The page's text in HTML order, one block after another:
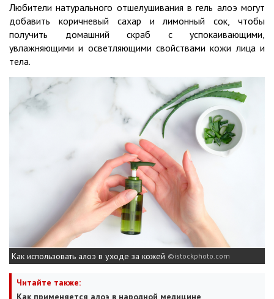
Любители натурального отшелушивания в гель алоэ могут
добавить коричневый сахар и лимонный сок, чтобы
получить домашний скраб с успокаивающими,
увлажняющими и осветляющими свойствами кожи лица и
тела.
Как использовать алоэ в уходе за кожей istockphoto.com
Читайте также:
Как применяется алоэ в народной медицине